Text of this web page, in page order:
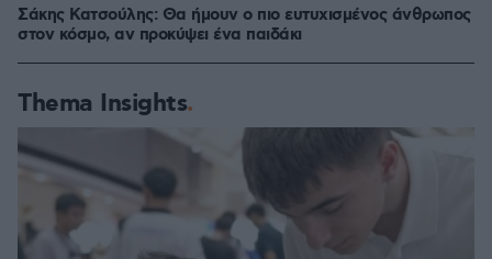
Σάκης Κατσούλης: Θα ήμουν ο πιο ευτυχισμένος άνθρωπος
στον κόσμο, αν προκύψει ένα παιδάκι
Thema Insights